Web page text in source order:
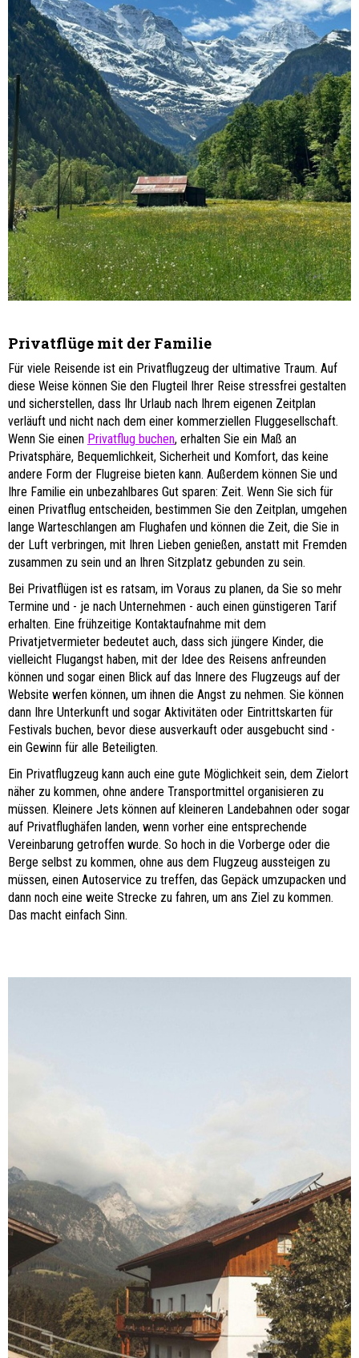
Privatflüge mit der Familie
Für viele Reisende ist ein Privatflugzeug der ultimative Traum. Auf
diese Weise können Sie den Flugteil Ihrer Reise stressfrei gestalten
und sicherstellen, dass Ihr Urlaub nach Ihrem eigenen Zeitplan
verläuft und nicht nach dem einer kommerziellen Fluggesellschaft.
Wenn Sie einen Privatflug buchen, erhalten Sie ein Maß an
Privatsphäre, Bequemlichkeit, Sicherheit und Komfort, das keine
andere Form der Flugreise bieten kann. Außerdem können Sie und
Ihre Familie ein unbezahlbares Gut sparen: Zeit. Wenn Sie sich für
einen Privatflug entscheiden, bestimmen Sie den Zeitplan, umgehen
lange Warteschlangen am Flughafen und können die Zeit, die Sie in
der Luft verbringen, mit Ihren Lieben genießen, anstatt mit Fremden
zusammen zu sein und an Ihren Sitzplatz gebunden zu sein.
Bei Privatflügen ist es ratsam, im Voraus zu planen, da Sie so mehr
Termine und - je nach Unternehmen - auch einen günstigeren Tarif
erhalten. Eine frühzeitige Kontaktaufnahme mit dem
Privatjetvermieter bedeutet auch, dass sich jüngere Kinder, die
vielleicht Flugangst haben, mit der Idee des Reisens anfreunden
können und sogar einen Blick auf das Innere des Flugzeugs auf der
Website werfen können, um ihnen die Angst zu nehmen. Sie können
dann Ihre Unterkunft und sogar Aktivitäten oder Eintrittskarten für
Festivals buchen, bevor diese ausverkauft oder ausgebucht sind -
ein Gewinn für alle Beteiligten.
Ein Privatflugzeug kann auch eine gute Möglichkeit sein, dem Zielort
näher zu kommen, ohne andere Transportmittel organisieren zu
müssen. Kleinere Jets können auf kleineren Landebahnen oder sogar
auf Privatflughäfen landen, wenn vorher eine entsprechende
Vereinbarung getroffen wurde. So hoch in die Vorberge oder die
Berge selbst zu kommen, ohne aus dem Flugzeug aussteigen zu
müssen, einen Autoservice zu treffen, das Gepäck umzupacken und
dann noch eine weite Strecke zu fahren, um ans Ziel zu kommen.
Das macht einfach Sinn.